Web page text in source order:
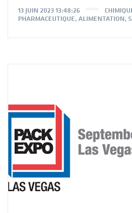
13 JUIN 2023 13:48:26
PHARMACEUTIQUE, ALIMENTATION,